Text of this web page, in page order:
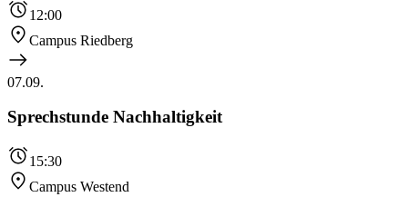
12:00
Campus Riedberg
07.09.
Sprechstunde Nachhaltigkeit
15:30
Campus Westend